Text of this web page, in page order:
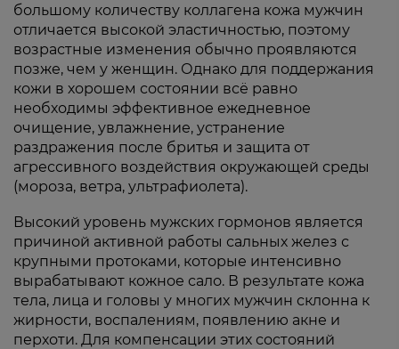
большому количеству коллагена кожа мужчин
отличается высокой эластичностью, поэтому
возрастные изменения обычно проявляются
позже, чем у женщин. Однако для поддержания
кожи в хорошем состоянии всё равно
необходимы эффективное ежедневное
очищение, увлажнение, устранение
раздражения после бритья и защита от
агрессивного воздействия окружающей среды
(мороза, ветра, ультрафиолета).
Высокий уровень мужских гормонов является
причиной активной работы сальных желез с
крупными протоками, которые интенсивно
вырабатывают кожное сало. В результате кожа
тела, лица и головы у многих мужчин склонна к
жирности, воспалениям, появлению акне и
перхоти. Для компенсации этих состояний